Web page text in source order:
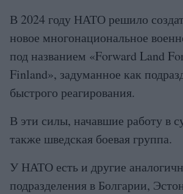
В 2024 году НАТО решило
новое многонациональное
под названием «Forward Land
Finland», задуманное как
быстрого реагирования.
В эти силы, начавшие работу в
также шведская боевая группа.
У НАТО есть и другие
подразделения в Болгарии,